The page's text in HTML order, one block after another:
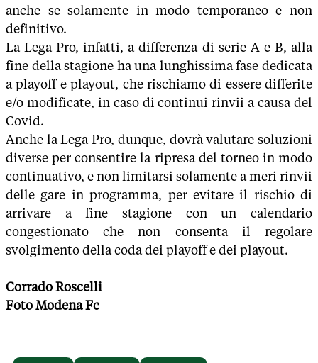
anche se solamente in modo temporaneo e non
definitivo.
La Lega Pro, infatti, a differenza di serie A e B, alla
fine della stagione ha una lunghissima fase dedicata
a playoff e playout, che rischiamo di essere differite
e/o modificate, in caso di continui rinvii a causa del
Covid.
Anche la Lega Pro, dunque, dovrà valutare soluzioni
diverse per consentire la ripresa del torneo in modo
continuativo, e non limitarsi solamente a meri rinvii
delle gare in programma, per evitare il rischio di
arrivare a fine stagione con un calendario
congestionato che non consenta il regolare
svolgimento della coda dei playoff e dei playout.
Corrado Roscelli
Foto Modena Fc